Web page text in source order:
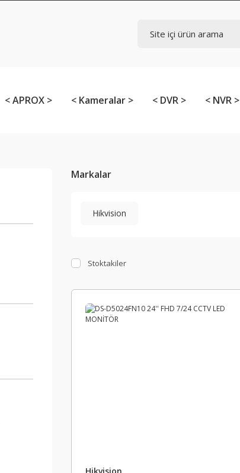
< APROX > < Kameralar > < DVR > < NVR >
Markalar
Hikvision
Stoktakiler